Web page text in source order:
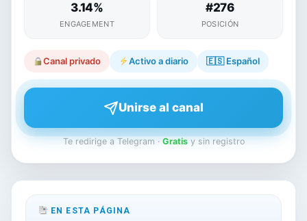
3.14%
ENGAGEMENT
#276
POSICIÓN
Canal privado Activo a diario 🇪🇸Español
Unirse al canal
Te redirige a Telegram · Gratisy sin registro
EN ESTA PÁGINA